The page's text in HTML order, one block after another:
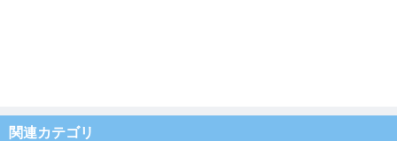
関連カテゴリ